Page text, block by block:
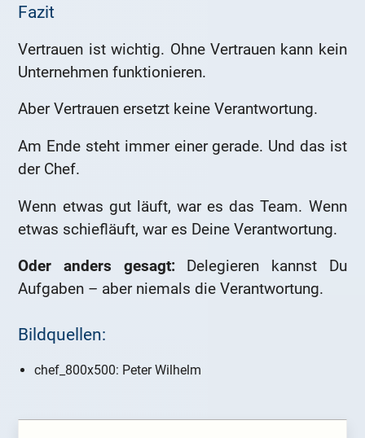
Fazit
Vertrauen ist wichtig. Ohne Vertrauen kann kein
Unternehmen funktionieren.
Aber Vertrauen ersetzt keine Verantwortung.
Am Ende steht immer einer gerade. Und das ist
der Chef.
Wenn etwas gut läuft, war es das Team. Wenn
etwas schiefläuft, war es Deine Verantwortung.
Oder anders gesagt:Delegieren kannst Du
Aufgaben – aber niemals die Verantwortung.
Bildquellen:
chef_800x500: Peter Wilhelm